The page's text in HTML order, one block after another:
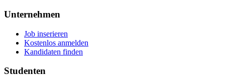
Unternehmen
Job inserieren
Kostenlos anmelden
Kandidaten finden
Studenten